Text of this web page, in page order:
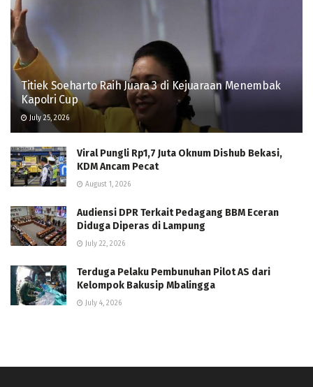
Titiek Soeharto Raih Juara 3 di Kejuaraan Menembak
Kapolri Cup
July 25, 2026
Viral Pungli Rp1,7 Juta Oknum Dishub Bekasi,
KDM Ancam Pecat
August 1, 2026
Audiensi DPR Terkait Pedagang BBM Eceran
Diduga Diperas di Lampung
July 22, 2026
Terduga Pelaku Pembunuhan Pilot AS dari
Kelompok Bakusip Mbalingga
July 4, 2026